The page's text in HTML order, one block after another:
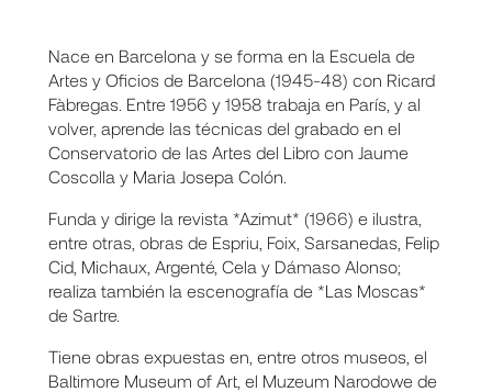
Nace en Barcelona y se forma en la Escuela de
Artes y Oficios de Barcelona (1945-48) con Ricard
Fàbregas. Entre 1956 y 1958 trabaja en París, y al
volver, aprende las técnicas del grabado en el
Conservatorio de las Artes del Libro con Jaume
Coscolla y Maria Josepa Colón.
Funda y dirige la revista *Azimut* (1966) e ilustra,
entre otras, obras de Espriu, Foix, Sarsanedas, Felip
Cid, Michaux, Argenté, Cela y Dámaso Alonso;
realiza también la escenografía de *Las Moscas*
de Sartre.
Tiene obras expuestas en, entre otros museos, el
Baltimore Museum of Art, el Muzeum Narodowe de